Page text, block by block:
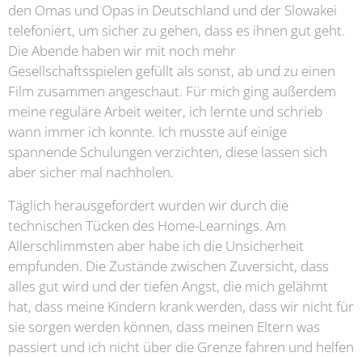
den Omas und Opas in Deutschland und der Slowakei
telefoniert, um sicher zu gehen, dass es ihnen gut geht.
Die Abende haben wir mit noch mehr
Gesellschaftsspielen gefüllt als sonst, ab und zu einen
Film zusammen angeschaut. Für mich ging außerdem
meine reguläre Arbeit weiter, ich lernte und schrieb
wann immer ich konnte. Ich musste auf einige
spannende Schulungen verzichten, diese lassen sich
aber sicher mal nachholen.
Täglich herausgefordert wurden wir durch die
technischen Tücken des Home-Learnings. Am
Allerschlimmsten aber habe ich die Unsicherheit
empfunden. Die Zustände zwischen Zuversicht, dass
alles gut wird und der tiefen Angst, die mich gelähmt
hat, dass meine Kindern krank werden, dass wir nicht für
sie sorgen werden können, dass meinen Eltern was
passiert und ich nicht über die Grenze fahren und helfen